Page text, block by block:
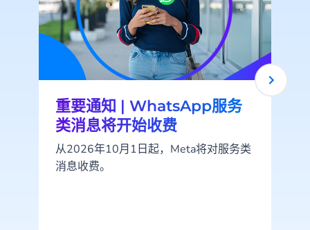
重要通知 | WhatsApp服务
类消息将开始收费
从2026年10月1日起，Meta将对服务类
消息收费。